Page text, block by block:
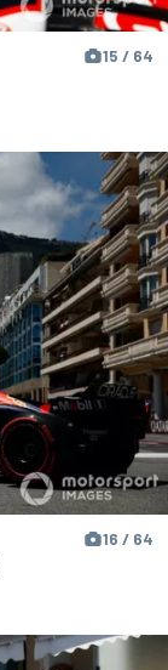
15 / 64
16 / 64